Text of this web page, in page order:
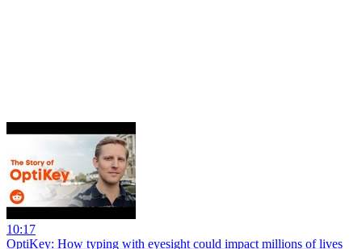
10:17
OptiKey: How typing with eyesight could impact millions of lives